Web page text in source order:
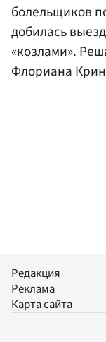
болельщиков
добилась
«козлами».
Флориана
Редакция
Реклама
Карта сайта